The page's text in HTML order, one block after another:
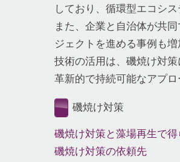
しており、循環型エコシ
また、企業と自治体が共
ジェクトを進める事例も
技術の活用は、磯焼け対
革新的で持続可能なアプ
磯焼け対策
磯焼け対策と藻場再生で
磯焼け対策の依頼先